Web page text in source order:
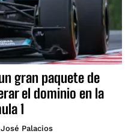
gran paquete de
el dominio en la
1
Palacios